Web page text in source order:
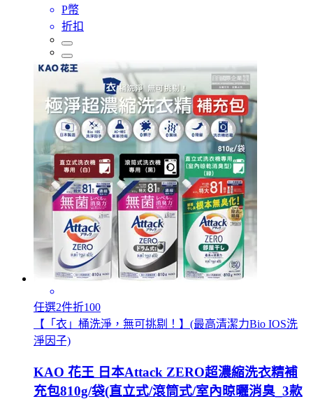
P幣
折扣
任選2件折100
【「衣」桶洗淨，無可挑剔！】(最高清潔力Bio IOS洗
淨因子)
KAO 花王 日本Attack ZERO超濃縮洗衣精補
充包810g/袋(直立式/滾筒式/室內晾曬消臭_3款